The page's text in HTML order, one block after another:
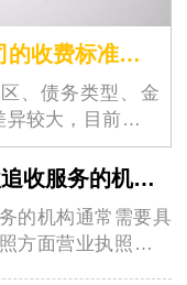
南京要债公司石家庄讨债公司的收费标准是怎样确定的
、债务类型、金
较大，目前国内
南京提供合法账款追收服务的机构需要具备哪些条件？
的机构通常需要具
方面营业执照：这